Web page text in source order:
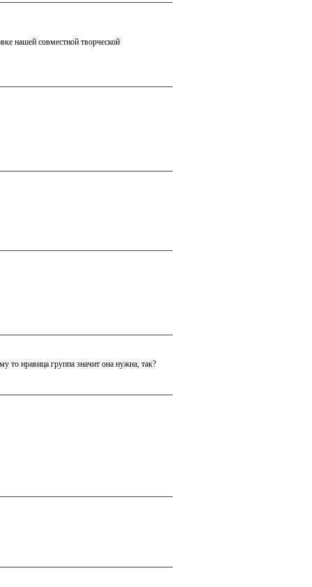
нашей совместной творческой
то нравица группа значит она нужна, так?